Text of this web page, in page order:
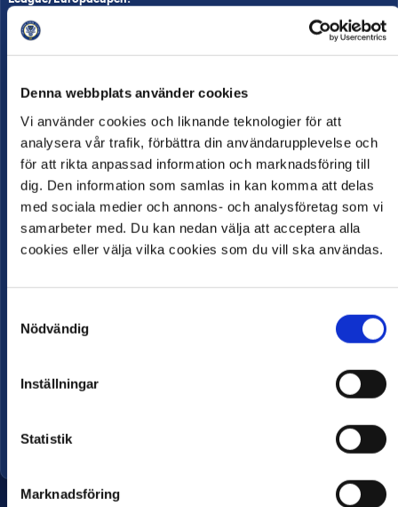
Denna webbplats använder cookies
Vi använder cookies och liknande teknologier för att
analysera vår trafik, förbättra din användarupplevelse och
för att rikta anpassad information och marknadsföring till
dig. Den information som samlas in kan komma att delas
med sociala medier och annons- och analysföretag som vi
samarbeter med. Du kan nedan välja att acceptera alla
cookies eller välja vilka cookies som du vill ska användas.
Nödvändig
Inställningar
Statistik
Marknadsföring
Officiell hemsida:
Huvudtränare Gaute Helstrup
Biljetter https://mff.ebiljett.nu
Arena